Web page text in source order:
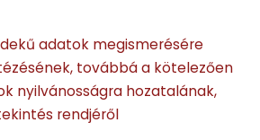
adatok megismerésére
továbbá a kötelezően
nyilvánosságra hozatalának,
rendjéről